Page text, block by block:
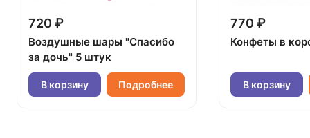
720 ₽
Воздушные шары "Спасибо
за дочь" 5 штук
В корзину Подробнее
770 ₽
Конфеты в
В корзину